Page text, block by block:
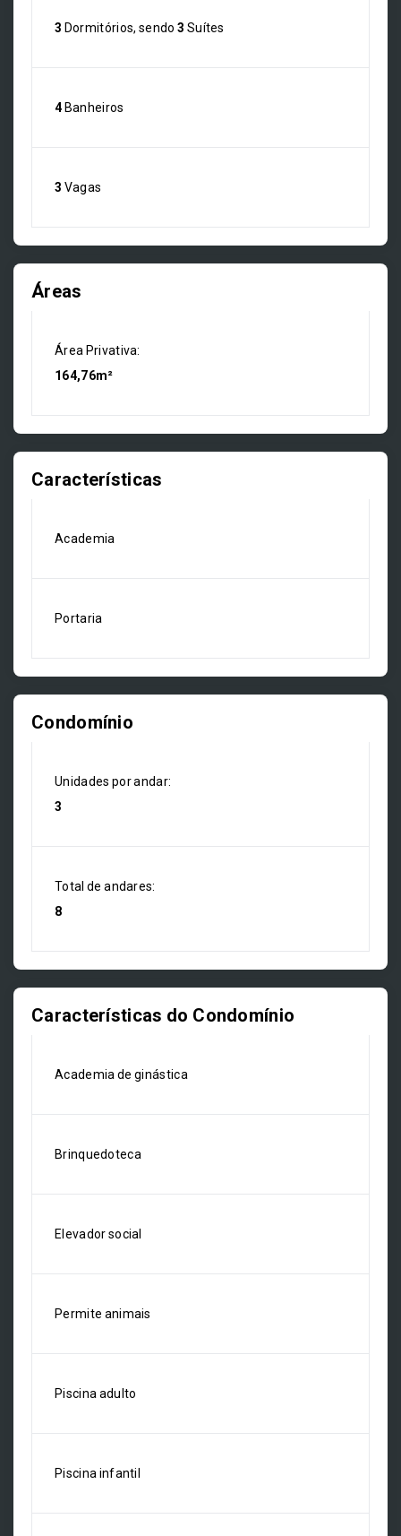
3 Dormitórios, sendo3 Suítes
4Banheiros
3 Vagas
Áreas
Área Privativa:
164,76m²
Características
Academia
Portaria
Condomínio
Unidades por andar:
3
Total de andares:
8
Características do Condomínio
Academia de ginástica
Brinquedoteca
Elevador social
Permite animais
Piscina adulto
Piscina infantil